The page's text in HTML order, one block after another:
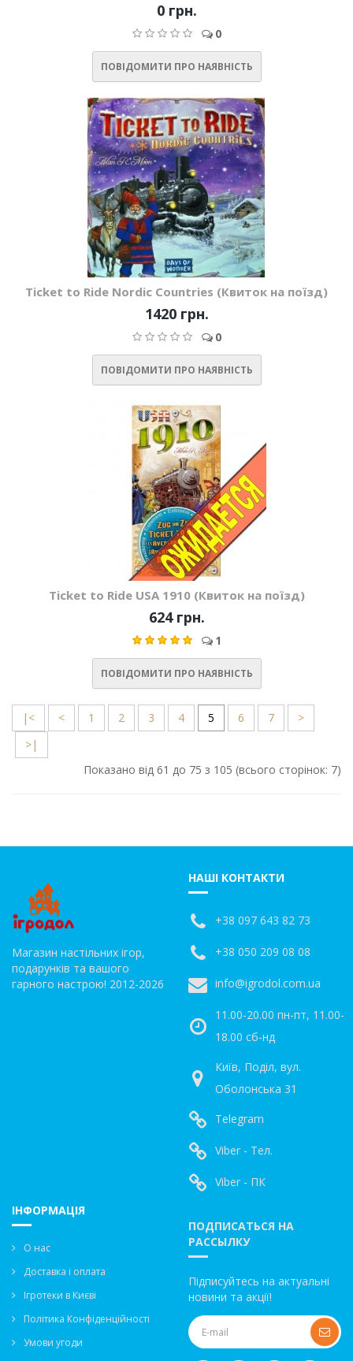
0 грн.
0
ПОВІДОМИТИ ПРО НАЯВНІСТЬ
Ticket to Ride Nordic Countries (Квиток на поїзд)
1420 грн.
0
ПОВІДОМИТИ ПРО НАЯВНІСТЬ
Ticket to Ride USA 1910 (Квиток на поїзд)
624 грн.
1
ПОВІДОМИТИ ПРО НАЯВНІСТЬ
|< < 1 2 3 4 5 6 7
>
>|
Показано від 61 до 75 з 105 (всього сторінок: 7)
Магазин настільних ігор,
подарунків та вашого
гарного настрою! 2012-2026
НАШІ КОНТАКТИ
+38 097 643 82 73
+38 050 209 08 08
info@igrodol.com.ua
11.00-20.00 пн-пт, 11.00-
18.00 сб-нд
Київ, Поділ, вул.
Оболонська 31
Telegram
Viber - Тел.
Viber - ПК
ІНФОРМАЦІЯ
О нас
Доставка і оплата
Ігротеки в Києві
Політика Конфіденційності
Умови угоди
ПОДПИСАТЬСЯ НА
РАССЫЛКУ
Підписуйтесь на актуальні
новини та акції!